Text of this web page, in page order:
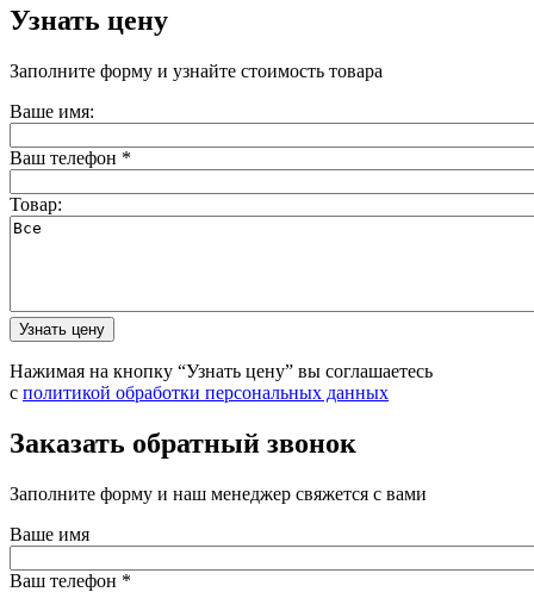
Узнать цену
Заполните форму и узнайте стоимость товара
Ваше имя:
Ваш телефон *
Товар:
Нажимая на кнопку “Узнать цену” вы соглашаетесь
с политикой обработки персональных данных
Заказать обратный звонок
Заполните форму и наш менеджер свяжется с вами
Ваше имя
Ваш телефон *